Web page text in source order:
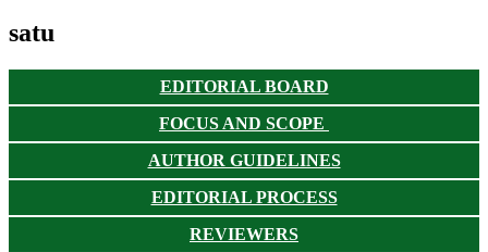
satu
EDITORIAL BOARD
FOCUS AND SCOPE
AUTHOR GUIDELINES
EDITORIAL PROCESS
REVIEWERS